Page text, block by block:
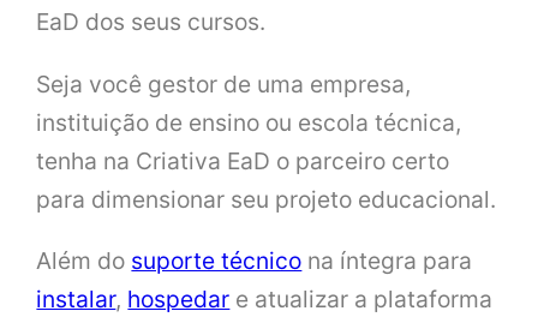
EaD dos seus cursos.
Seja você gestor de uma empresa,
instituição de ensino ou escola técnica,
tenha na Criativa EaD o parceiro certo
para dimensionar seu projeto educacional.
Além do suporte técnico na íntegra para
instalar, hospedar e atualizar a plataforma